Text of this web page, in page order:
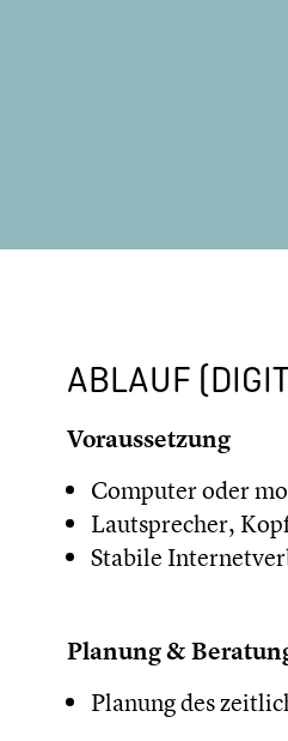
ABLAUF
Voraussetzung
Computer oder
Lautsprecher,
Stabile
Planung &
Planung des